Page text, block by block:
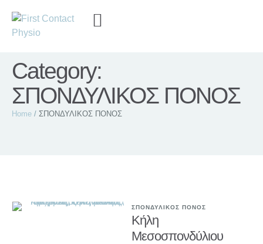
Category:
ΣΠΟΝΔΥΛΙΚΟΣ ΠΟΝΟΣ
Home / ΣΠΟΝΔΥΛΙΚΟΣ ΠΟΝΟΣ
ΣΠΟΝΔΥΛΙΚΟΣ ΠΟΝΟΣ
Κήλη
Μεσοσπονδύλιου